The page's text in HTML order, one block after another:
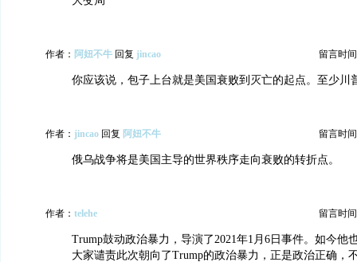
作者： 阿妞不牛 回复 jincao 留言时
你应该说，包子上台就是美国衰败到灭亡的起点。至少川
作者： jincao 回复 阿妞不牛 留言时
俄乌战争将是美国主导的世界秩序走向衰败的转折点。
作者： telehe 留言时
Trump鼓动政治暴力，导演了2021年1月6日事件。如今他
大家谴责此次朝向了Trump的政治暴力，正是政治正确，